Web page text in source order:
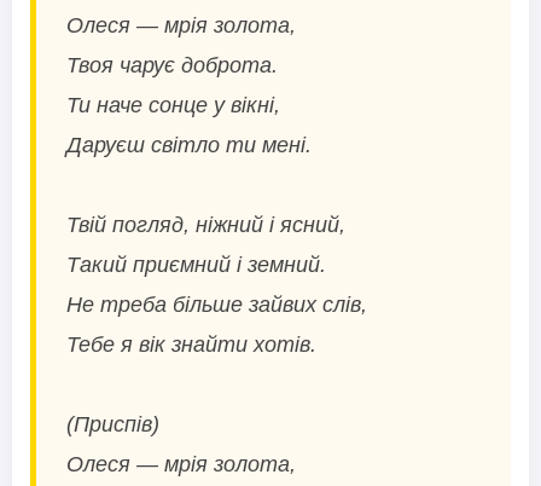
Олеся — мрія золота,
Твоя чарує доброта.
Ти наче сонце у вікні,
Даруєш світло ти мені.
Твій погляд, ніжний і ясний,
Такий приємний і земний.
Не треба більше зайвих слів,
Тебе я вік знайти хотів.
(Приспів)
Олеся — мрія золота,